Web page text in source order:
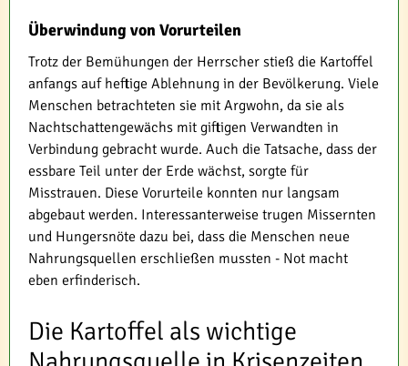
Überwindung von Vorurteilen
Trotz der Bemühungen der Herrscher stieß die Kartoffel
anfangs auf heftige Ablehnung in der Bevölkerung. Viele
Menschen betrachteten sie mit Argwohn, da sie als
Nachtschattengewächs mit giftigen Verwandten in
Verbindung gebracht wurde. Auch die Tatsache, dass der
essbare Teil unter der Erde wächst, sorgte für
Misstrauen. Diese Vorurteile konnten nur langsam
abgebaut werden. Interessanterweise trugen Missernten
und Hungersnöte dazu bei, dass die Menschen neue
Nahrungsquellen erschließen mussten - Not macht
eben erfinderisch.
Die Kartoffel als wichtige